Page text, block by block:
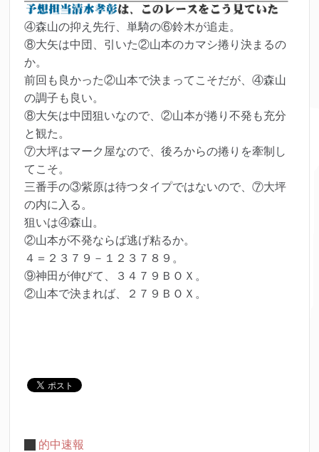
④森山の抑え先行、単騎の⑥鈴木が追走。
⑧大矢は中団、引いた②山本のカマシ捲り決まるの
か。
前回も良かった②山本で決まってこそだが、④森山
の調子も良い。
⑧大矢は中団狙いなので、②山本が捲り不発も充分
と観た。
⑦大坪はマーク屋なので、後ろからの捲りを牽制し
てこそ。
三番手の③紫原は待つタイプではないので、⑦大坪
の内に入る。
狙いは④森山。
②山本が不発ならば逃げ粘るか。
４＝２３７９－１２３７８９。
⑨神田が伸びて、３４７９ＢＯＸ。
②山本で決まれば、２７９ＢＯＸ。
的中速報